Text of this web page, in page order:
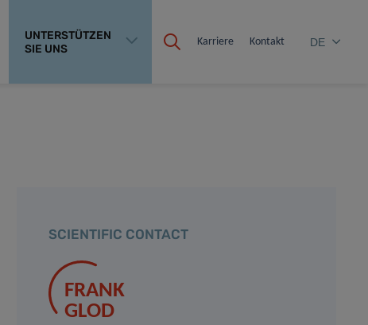
UNTERSTÜTZEN
SIE UNS
Karriere Kontakt DE
SCIENTIFIC CONTACT
FRANK
GLOD